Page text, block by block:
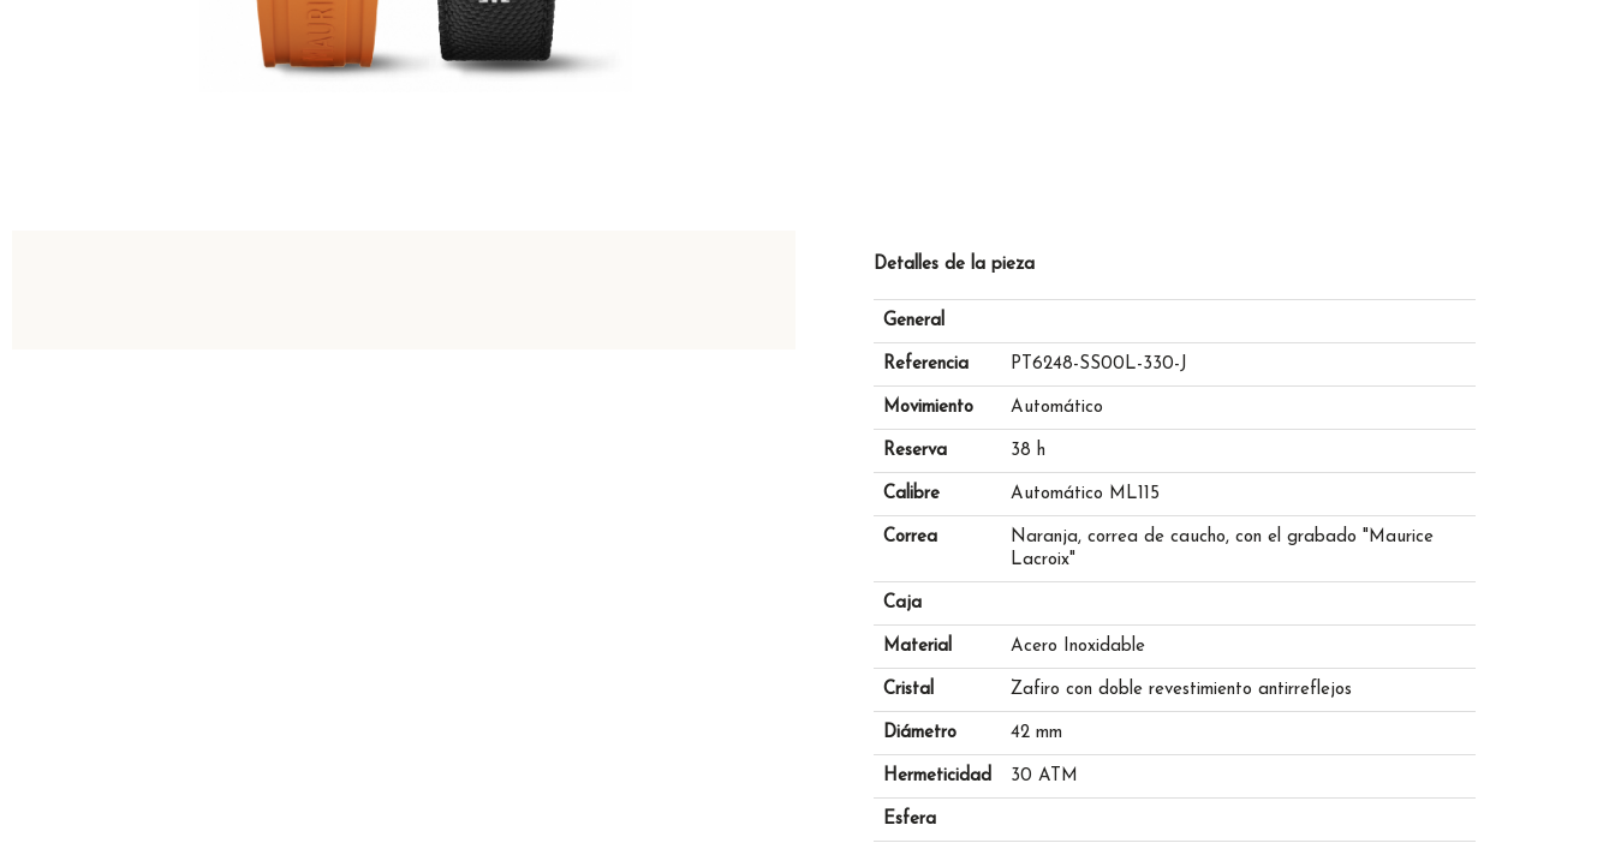
Detalles de la pieza
General
Referencia PT6248-SS00L-330-J
Movimiento Automático
Reserva 38 h
Calibre Automático ML115
Correa
Naranja, correa de caucho, con el grabado "Maurice
Lacroix"
Caja
Material Acero Inoxidable
Cristal Zafiro con doble revestimiento antirreflejos
Diámetro 42 mm
Hermeticidad 30 ATM
Esfera